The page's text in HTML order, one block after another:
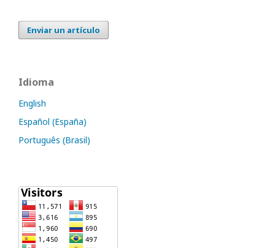
Enviar un artículo
Idioma
English
Español (España)
Português (Brasil)